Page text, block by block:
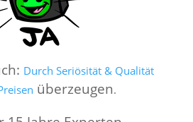
Durch Seriösität & Qualität
überzeugen.